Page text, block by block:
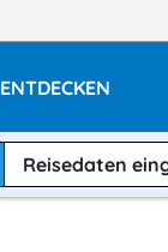
ENTDECKEN
Reisedaten